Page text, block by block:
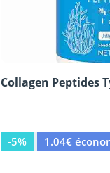
Collagen Peptides
-5%
1.04€